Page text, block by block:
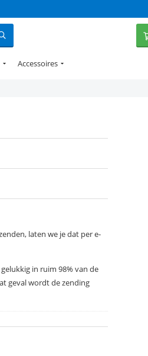
Accessoires
laten we je dat per e-
in ruim 98% van de
geval wordt de zending